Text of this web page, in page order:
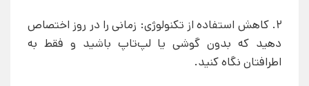
2. کاهش استفاده از تکنولوژی: زمانی را در روز اختصاص
دهید که بدون گوشی یا لپ‌تاپ باشید و فقط به
اطرافتان نگاه کنید.